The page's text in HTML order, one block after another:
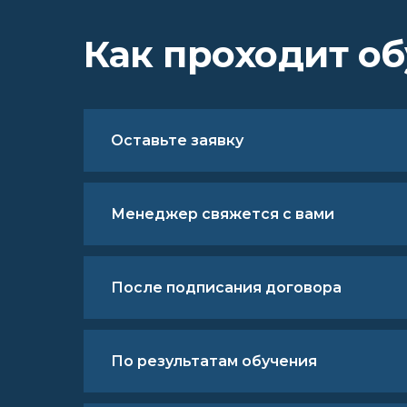
Как проходит
Оставьте заявку
Менеджер свяжется с вами
После подписания договора
По результатам обучения